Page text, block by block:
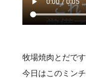
牧場焼肉とだで
今日はこのミン